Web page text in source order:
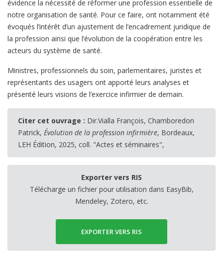
évidence la nécessité de réformer une profession essentielle de
notre organisation de santé. Pour ce faire, ont notamment été
évoqués l’intérêt d’un ajustement de l’encadrement juridique de
la profession ainsi que l’évolution de la coopération entre les
acteurs du système de santé.
Ministres, professionnels du soin, parlementaires, juristes et
représentants des usagers ont apporté leurs analyses et
présenté leurs visions de l’exercice infirmier de demain.
Citer cet ouvrage : Dir.Vialla François, Chamboredon
Patrick, Évolution de la profession infirmière, Bordeaux,
LEH Édition, 2025, coll. "Actes et séminaires",
Exporter vers RIS
Télécharge un fichier pour utilisation dans EasyBib,
Mendeley, Zotero, etc.
EXPORTER VERS RIS